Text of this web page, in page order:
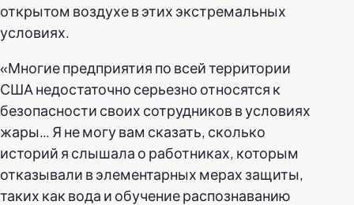
открытом воздухе в этих экстремальных
условиях.
«Многие предприятия по всей территории
США недостаточно серьезно относятся к
безопасности своих сотрудников в условиях
жары… Я не могу вам сказать, сколько
историй я слышала о работниках, которым
отказывали в элементарных мерах защиты,
таких как вода и обучение распознаванию